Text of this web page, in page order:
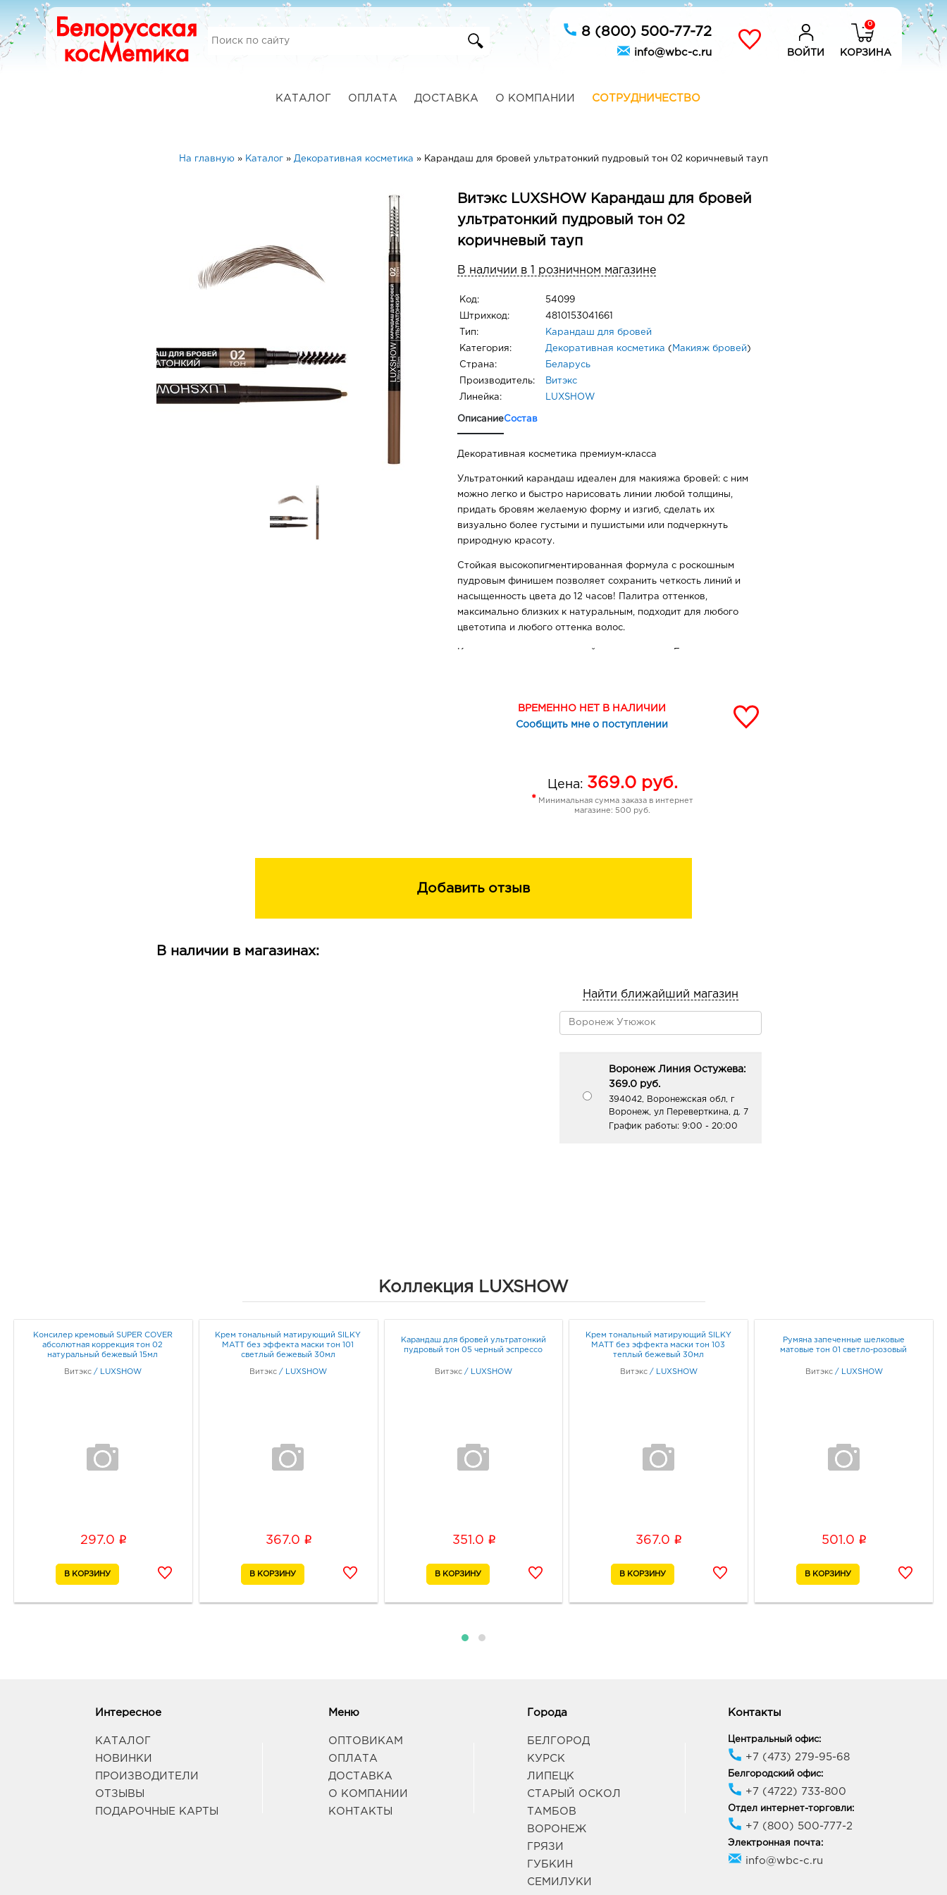
8 (800) 500-77-72
info@wbc-c.ru ВОЙТИ
0
КОРЗИНА
КАТАЛОГ ОПЛАТА ДОСТАВКА О КОМПАНИИ СОТРУДНИЧЕСТВО
На главную » Каталог » Декоративная косметика » Карандаш для бровей ультратонкий пудровый тон 02 коричневый тауп
Витэкс LUXSHOW Карандаш для бровей
ультратонкий пудровый тон 02
коричневый тауп
В наличии в 1 розничном магазине
Код: 54099
Штрихкод: 4810153041661
Тип: Карандаш для бровей
Категория: Декоративная косметика ( Макияж бровей )
Страна: Беларусь
Производитель: Витэкс
Линейка: LUXSHOW
ОписаниеСостав
Декоративная косметика премиум-класса
Ультратонкий карандаш идеален для макияжа бровей: с ним
можно легко и быстро нарисовать линии любой толщины,
придать бровям желаемую форму и изгиб, сделать их
визуально более густыми и пушистыми или подчеркнуть
природную красоту.
Стойкая высокопигментированная формула с роскошным
пудровым финишем позволяет сохранить четкость линий и
насыщенность цвета до 12 часов! Палитра оттенков,
максимально близких к натуральным, подходит для любого
цветотипа и любого оттенка волос.
расчесать и уложить волоски, а также легко растушевать
пигмент и добиться желаемой интенсивности или нежности
расплывается и не размазывается.
Карандаш не требует затачивания.
рисовать как широкие линии, так и тончайшие штрихи в
ВРЕМЕННО НЕТ В НАЛИЧИИ
Сообщить мне о поступлении
Цена: 369.0руб.
* Минимальная сумма заказа в интернет
магазине: 500 руб.
Добавить отзыв
В наличии в магазинах:
Найти ближайший магазин
Воронеж Линия Остужева:
369.0 руб.
394042, Воронежская обл, г
Воронеж, ул Переверткина, д. 7
График работы: 9:00 - 20:00
Коллекция LUXSHOW
Консилер кремовый SUPER COVER
абсолютная коррекция тон 02
натуральный бежевый 15мл
Витэкс / LUXSHOW
297.0 i
Крем тональный матирующий SILKY
MATT без эффекта маски тон 101
cветлый бежевый 30мл
Витэкс / LUXSHOW
367.0 i
Карандаш для бровей ультратонкий
пудровый тон 05 черный эспрессо
Витэкс / LUXSHOW
351.0 i
Крем тональный матирующий SILKY
MATT без эффекта маски тон 103
теплый бежевый 30мл
Витэкс / LUXSHOW
367.0 i
Румяна запеченные шелковые
матовые тон 01 светло-розовый
Витэкс / LUXSHOW
501.0 i
Интересное
КАТАЛОГ
НОВИНКИ
ПРОИЗВОДИТЕЛИ
ОТЗЫВЫ
ПОДАРОЧНЫЕ КАРТЫ
Меню
ОПТОВИКАМ
ОПЛАТА
ДОСТАВКА
О КОМПАНИИ
КОНТАКТЫ
Города
БЕЛГОРОД
КУРСК
ЛИПЕЦК
СТАРЫЙ ОСКОЛ
ТАМБОВ
ВОРОНЕЖ
ГРЯЗИ
ГУБКИН
СЕМИЛУКИ
Контакты
Центральный офис:
+7 (473) 279-95-68
Белгородский офис:
+7 (4722) 733-800
Отдел интернет-торговли:
+7 (800) 500-777-2
Электронная почта:
info@wbc-c.ru